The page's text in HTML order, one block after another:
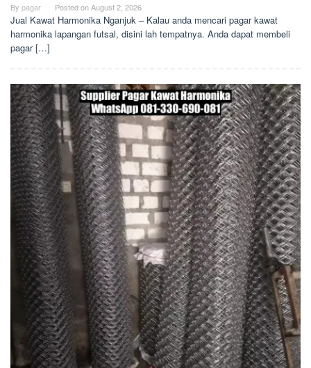
By pagar Posted onAugust 2, 2026
Jual Kawat Harmonika Nganjuk – Kalau anda mencari pagar kawat
harmonika lapangan futsal, disini lah tempatnya. Anda dapat membeli
pagar […]